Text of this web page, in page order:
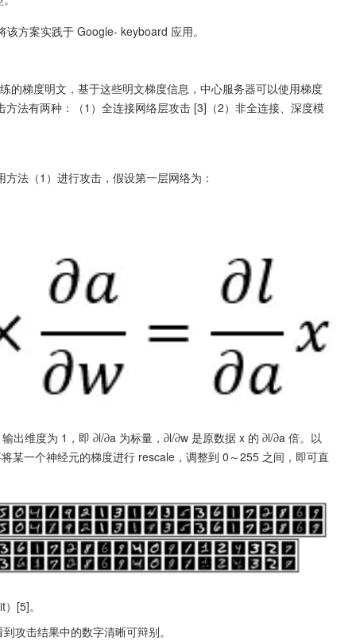
方案实践于 Google- keyboard 应用。
的梯度明文，基于这些明文梯度信息，中心服务器可以使用梯度
法有两种：（1）全连接网络层攻击 [3]（2）非全连接、深度模
法（1）进行攻击，假设第一层网络为：
出维度为 1，即 ∂l/∂a 为标量，∂l/∂w 是原数据 x 的 ∂l/∂a 倍。以
某一个神经元的梯度进行 rescale，调整到 0～255 之间，即可直
[5]。
攻击结果中的数字清晰可辩别。